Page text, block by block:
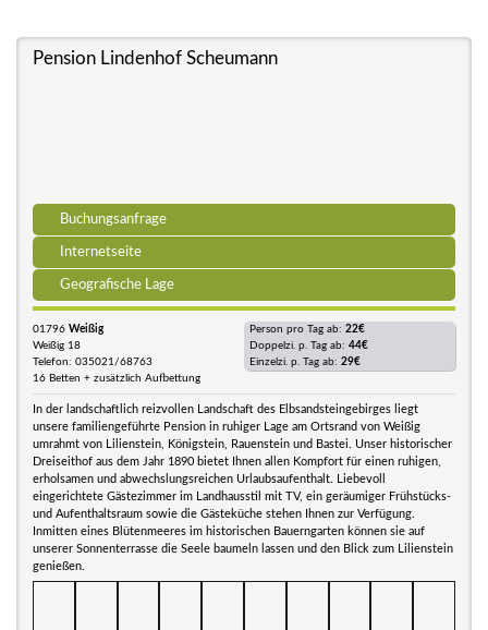
Pension Lindenhof Scheumann
Buchungsanfrage
Internetseite
Geografische Lage
01796 Weißig
Weißig 18
Telefon: 035021/68763
16 Betten + zusätzlich Aufbettung
Person pro Tag ab: 22€
Doppelzi. p. Tag ab: 44€
Einzelzi. p. Tag ab: 29€
In der landschaftlich reizvollen Landschaft des Elbsandsteingebirges liegt
unsere familiengeführte Pension in ruhiger Lage am Ortsrand von Weißig
umrahmt von Lilienstein, Königstein, Rauenstein und Bastei. Unser historischer
Dreiseithof aus dem Jahr 1890 bietet Ihnen allen Kompfort für einen ruhigen,
erholsamen und abwechslungsreichen Urlaubsaufenthalt. Liebevoll
eingerichtete Gästezimmer im Landhausstil mit TV, ein geräumiger Frühstücks-
und Aufenthaltsraum sowie die Gästeküche stehen Ihnen zur Verfügung.
Inmitten eines Blütenmeeres im historischen Bauerngarten können sie auf
unserer Sonnenterrasse die Seele baumeln lassen und den Blick zum Lilienstein
genießen.